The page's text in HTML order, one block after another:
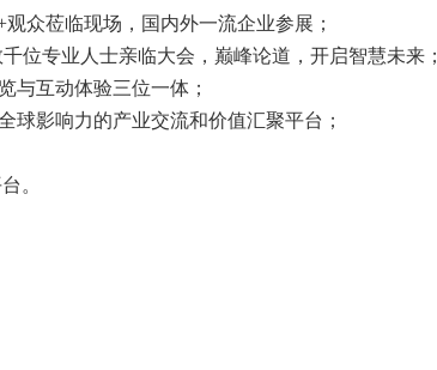
观众莅临现场，国内外一流企业参展；
位专业人士亲临大会，巅峰论道，开启智慧未来；
与互动体验三位一体；
球影响力的产业交流和价值汇聚平台 ；
。